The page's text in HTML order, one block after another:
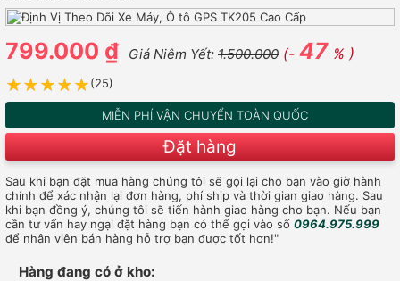
799.000 ₫ Giá Niêm Yết: 1.500.000 (- 47 % )
★★★★★
★★★★★(25)
MIỄN PHÍ VẬN CHUYỂN TOÀN QUỐC
Đặt hàng
Sau khi bạn đặt mua hàng chúng tôi sẽ gọi lại cho bạn vào giờ hành
chính để xác nhận lại đơn hàng, phí ship và thời gian giao hàng. Sau
khi bạn đồng ý, chúng tôi sẽ tiến hành giao hàng cho bạn. Nếu bạn
cần tư vấn hay ngại đặt hàng bạn có thể gọi vào số 0964.975.999
để nhân viên bán hàng hỗ trợ bạn được tốt hơn!"
Hàng đang có ở kho: